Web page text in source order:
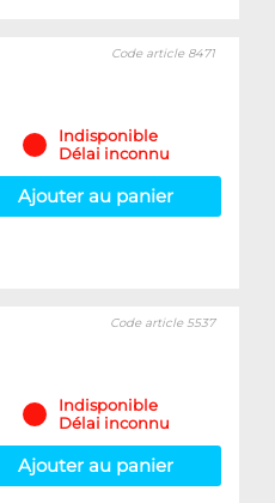
Code article 8471
Indisponible
Délai inconnu
Ajouter au panier
Code article 5537
Indisponible
Délai inconnu
Ajouter au panier